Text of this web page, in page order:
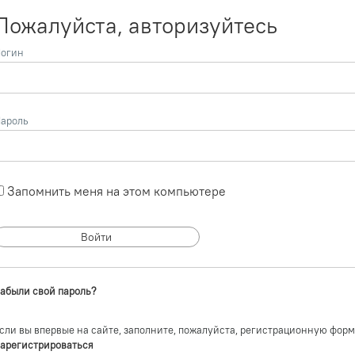
авторизуйтесь
Запомнить меня на этом компьютере
свой пароль?
вы впервые на сайте, заполните, пожалуйста, регистрационную